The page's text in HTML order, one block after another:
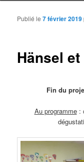
Hänsel
Publié le7 février 2019
Fin du
Au programme: